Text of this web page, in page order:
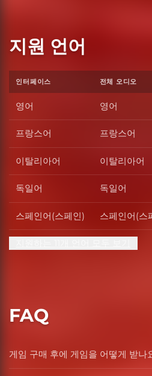
지원 언어
인터페이스 전체 오디오
영어 영어
프랑스어 프랑스어
이탈리아어 이탈리아어
독일어 독일어
스페인어(스페인) 스페인어(스
FAQ
게임 구매 후에 게임을 어떻게 받나